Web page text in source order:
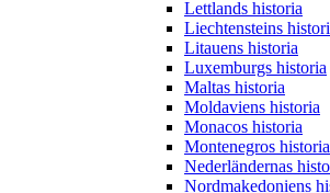
Lettlands historia
Liechtensteins
Litauens historia
Luxemburgs historia
Maltas historia
Moldaviens historia
Monacos historia
Montenegros historia
Nederländernas
Nordmakedoniens